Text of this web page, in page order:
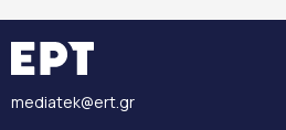
mediatek@ert.gr